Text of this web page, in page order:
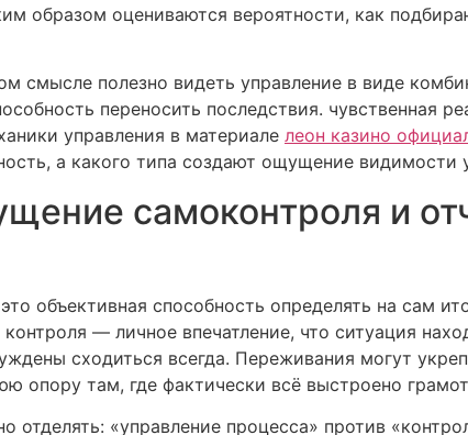
образом оцениваются вероятности, как
смысле полезно видеть управление в виде
переносить последствия. чувственная
управления в материале леон казино
а какого типа создают ощущение видимости
самоконтроля и
объективная способность определять на сам
— личное впечатление, что ситуация
сходиться всегда. Переживания могут
опору там, где фактически всё выстроено
отделять: «управление процесса» против